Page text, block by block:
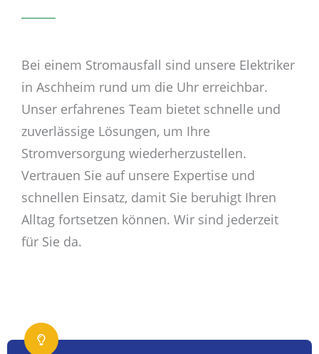
Bei einem Stromausfall sind unsere Elektriker
in Aschheim rund um die Uhr erreichbar.
Unser erfahrenes Team bietet schnelle und
zuverlässige Lösungen, um Ihre
Stromversorgung wiederherzustellen.
Vertrauen Sie auf unsere Expertise und
schnellen Einsatz, damit Sie beruhigt Ihren
Alltag fortsetzen können. Wir sind jederzeit
für Sie da.